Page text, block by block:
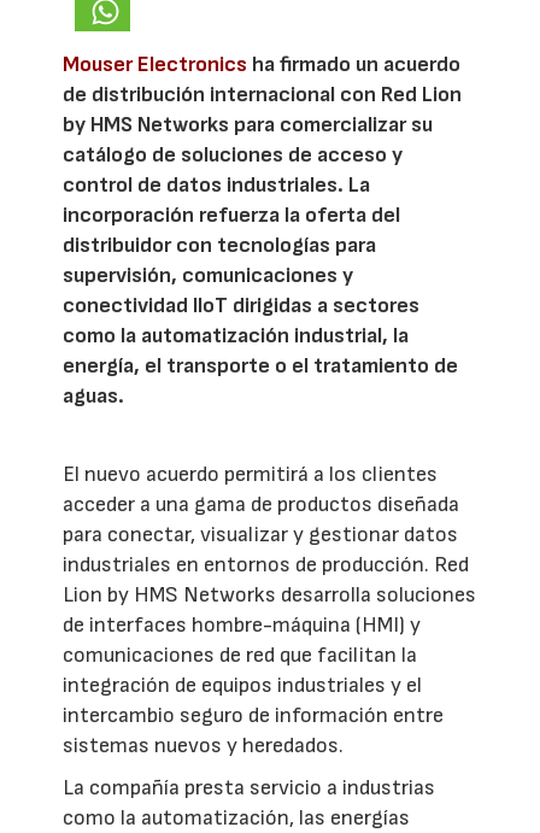
Mouser Electronics ha firmado un acuerdo
de distribución internacional con Red Lion
by HMS Networks para comercializar su
catálogo de soluciones de acceso y
control de datos industriales. La
incorporación refuerza la oferta del
distribuidor con tecnologías para
supervisión, comunicaciones y
conectividad IIoT dirigidas a sectores
como la automatización industrial, la
energía, el transporte o el tratamiento de
aguas.
El nuevo acuerdo permitirá a los clientes
acceder a una gama de productos diseñada
para conectar, visualizar y gestionar datos
industriales en entornos de producción. Red
Lion by HMS Networks desarrolla soluciones
de interfaces hombre-máquina (HMI) y
comunicaciones de red que facilitan la
integración de equipos industriales y el
intercambio seguro de información entre
sistemas nuevos y heredados.
La compañía presta servicio a industrias
como la automatización, las energías